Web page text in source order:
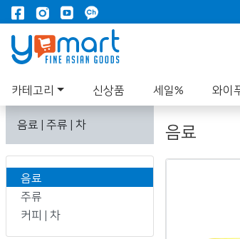
카테고리 신상품 세일% 와이
음료 | 주류 | 차
음료
주류
커피 | 차
음료